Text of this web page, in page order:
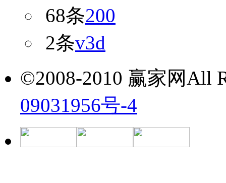
68条200
2条v3d
©2008-2010 赢家网All
09031956号-4